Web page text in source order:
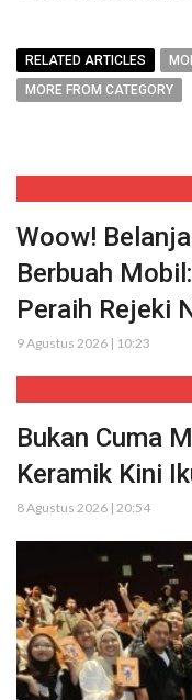
RELATED ARTICLES
MORE FROM CATEGORY
Woow!
Berbuah
Peraih Rejeki
9 Agustus 2026 | 10:23
Bukan Cuma
Keramik Kini
8 Agustus 2026 | 20:54